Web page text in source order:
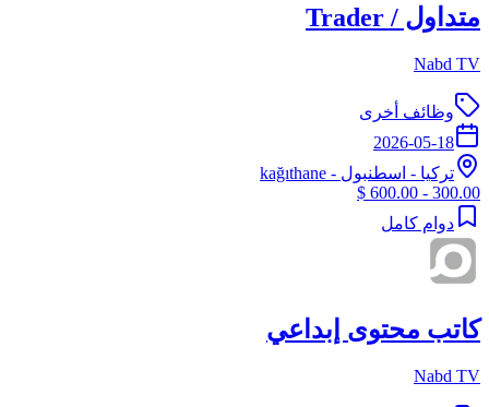
متداول / Trader
Nabd TV
وظائف أخرى
2026-05-18
تركيا - اسطنبول - kağıthane
300.00 - 600.00 $
دوام كامل
كاتب محتوى إبداعي
Nabd TV